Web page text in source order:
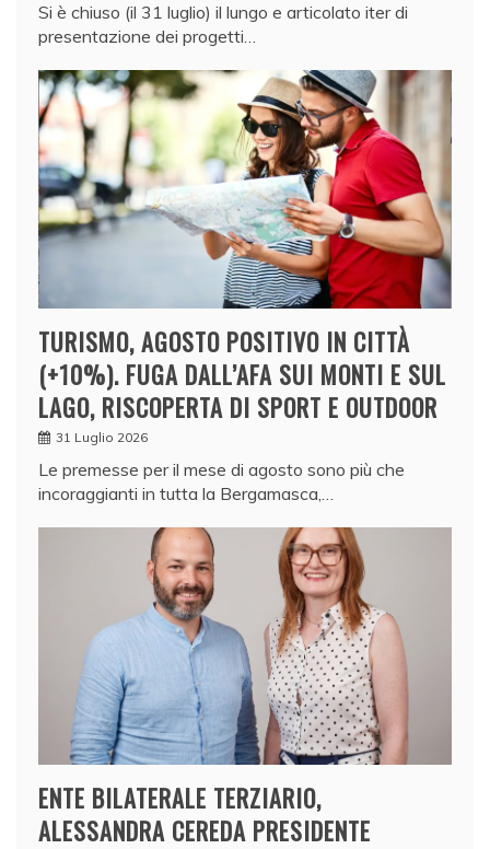
Si è chiuso (il 31 luglio) il lungo e articolato iter di
presentazione dei progetti…
TURISMO, AGOSTO POSITIVO IN CITTÀ
(+10%). FUGA DALL’AFA SUI MONTI E SUL
LAGO, RISCOPERTA DI SPORT E OUTDOOR
31 Luglio 2026
Le premesse per il mese di agosto sono più che
incoraggianti in tutta la Bergamasca,…
ENTE BILATERALE TERZIARIO,
ALESSANDRA CEREDA PRESIDENTE